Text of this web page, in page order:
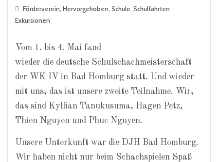
Förderverein, Hervorgehoben, Schule, Schulfahrten
Exkursionen
Vom 1. bis 4. Mai fand
wieder die deutsche Schulschachmeisterschaft
der WK IV in Bad Homburg statt. Und wieder
mit uns, das ist unsere zweite Teilnahme. Wir,
das sind Kyllian Tanukusuma, Hagen Petz,
Thien Nguyen und Phuc Nguyen.
Unsere Unterkunft war die DJH Bad Homburg.
Wir haben nicht nur beim Schachspielen Spaß